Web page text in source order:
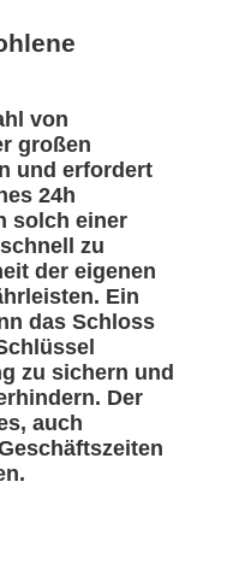
von
großen
und erfordert
24h
solch einer
zu
der eigenen
Ein
das Schloss
zu sichern und
Der
auch